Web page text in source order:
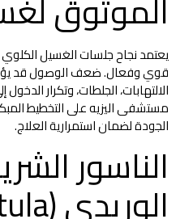
يعتمد نجاح جلسات الغسيل الكلوي
قوي وفعال. ضعف الوصول قد يؤدي
الالتهابات، الجلطات، وتكرار الدخول
مستشفى اليزيه على التخطيط المبكر
الجودة لضمان استمرارية العلاج.
الناسور
الوريدي (AV Fistula)